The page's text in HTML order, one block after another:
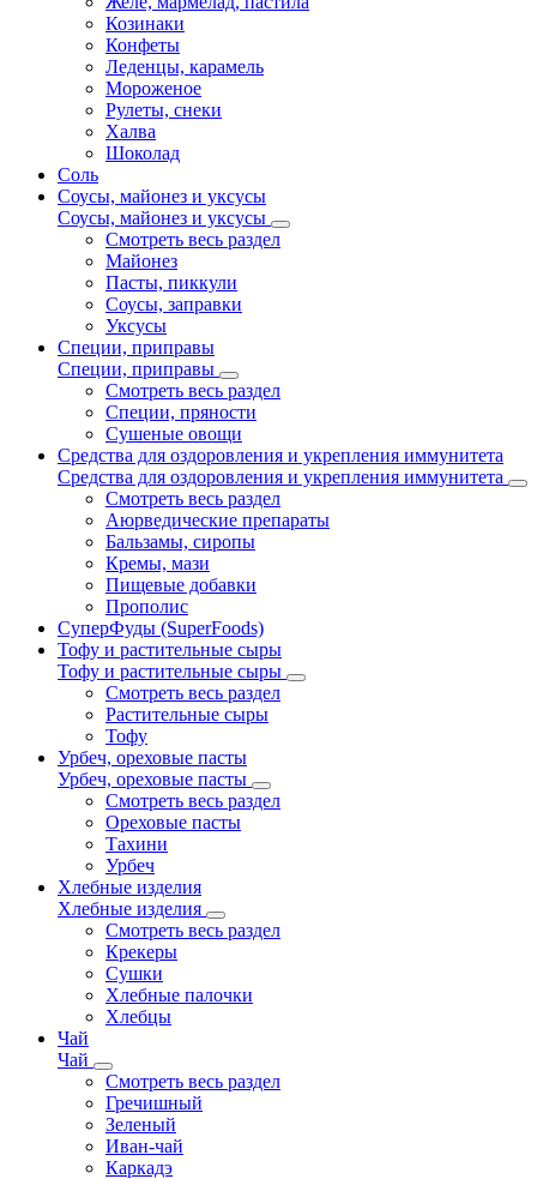
Козинаки
Конфеты
Леденцы, карамель
Мороженое
Рулеты, снеки
Халва
Шоколад
Соль
Соусы, майонез и уксусы
Соусы, майонез и уксусы
Смотреть весь раздел
Майонез
Пасты, пиккули
Соусы, заправки
Уксусы
Специи, приправы
Специи, приправы
Смотреть весь раздел
Специи, пряности
Сушеные овощи
Средства для оздоровления и укрепления иммунитета
Средства для оздоровления и укрепления иммунитета
Смотреть весь раздел
Аюрведические препараты
Бальзамы, сиропы
Кремы, мази
Пищевые добавки
Прополис
СуперФуды (SuperFoods)
Тофу и растительные сыры
Тофу и растительные сыры
Смотреть весь раздел
Растительные сыры
Тофу
Урбеч, ореховые пасты
Урбеч, ореховые пасты
Смотреть весь раздел
Ореховые пасты
Тахини
Урбеч
Хлебные изделия
Хлебные изделия
Смотреть весь раздел
Крекеры
Сушки
Хлебные палочки
Хлебцы
Чай
Чай
Смотреть весь раздел
Гречишный
Зеленый
Иван-чай
Каркадэ